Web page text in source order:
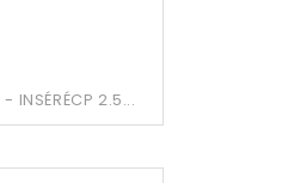
- INSÉRÉCP 2.5...